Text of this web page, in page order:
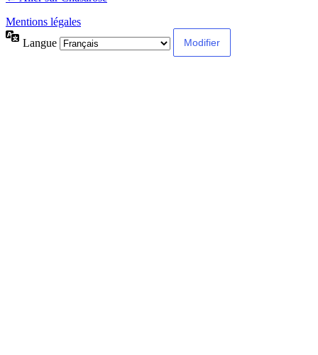
Mentions légales
Langue